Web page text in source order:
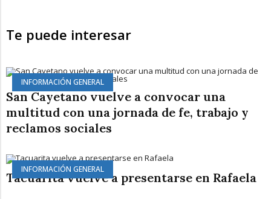
Te puede interesar
INFORMACIÓN GENERAL
San Cayetano vuelve a convocar una
multitud con una jornada de fe, trabajo y
reclamos sociales
INFORMACIÓN GENERAL
Tacuarita vuelve a presentarse en Rafaela